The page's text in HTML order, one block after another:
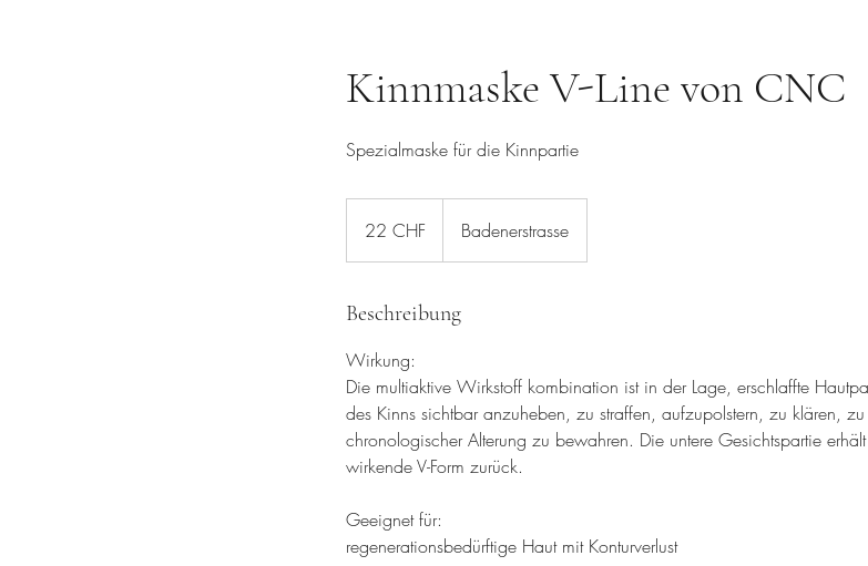
Kinnmaske V-Line von CNC
Spezialmaske für die Kinnpartie
Franken
22 CHF Badenerstrasse
Beschreibung
Wirkung:
Die multiaktive Wirkstoff kombination ist in der Lage, erschlaffte
des Kinns sichtbar anzuheben, zu straffen, aufzupolstern, zu klären,
chronologischer Alterung zu bewahren. Die untere Gesichtspartie
wirkende V-Form zurück.
Geeignet für:
regenerationsbedürftige Haut mit Konturverlust